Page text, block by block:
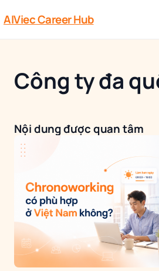
AIViec Career Hub
Công ty đa
Nội dung được quan tâm